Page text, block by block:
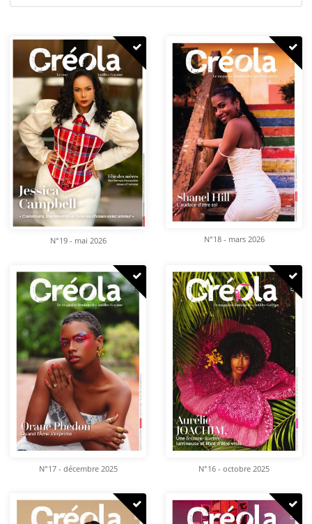
N°19 - mai 2026 N°18 - mars 2026
N°17 - décembre 2025 N°16 - octobre 2025